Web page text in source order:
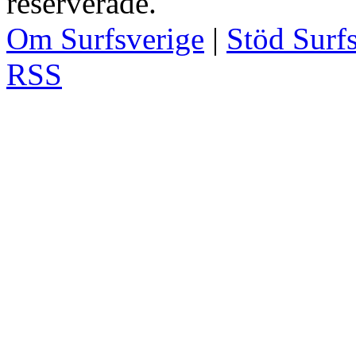
Om Surfsverige | Stöd
RSS